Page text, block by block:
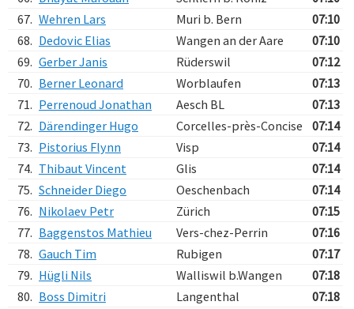
67. Wehren Lars Muri b. Bern
07:10
68. Dedovic Elias Wangen an der Aare
07:10
69. Gerber Janis Rüderswil
07:12
70. Berner Leonard Worblaufen
07:13
71. Perrenoud Jonathan Aesch BL
07:13
72. Därendinger Hugo Corcelles-près-Concise
07:14
73. Pistorius Flynn Visp
07:14
74. Thibaut Vincent Glis
07:14
75. Schneider Diego Oeschenbach
07:14
76. Nikolaev Petr Zürich
07:15
77. Baggenstos Mathieu Vers-chez-Perrin
07:16
78. Gauch Tim Rubigen
07:17
79. Hügli Nils Walliswil b.Wangen
07:18
80. Boss Dimitri Langenthal
07:18